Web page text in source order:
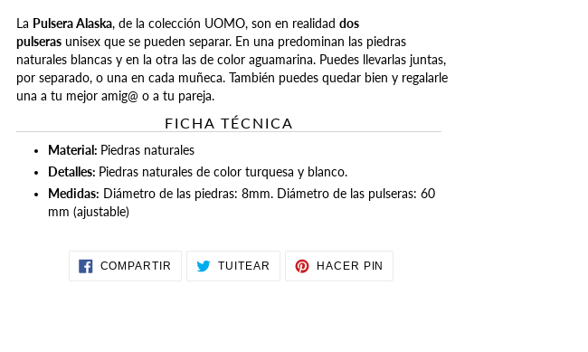
producto
La Pulsera Alaska, de la colección UOMO, son en realidad dos
pulseras unisex que se pueden separar. En una predominan las piedras
naturales blancas y en la otra las de color aguamarina. Puedes llevarlas juntas,
por separado, o una en cada muñeca. También puedes quedar bien y regalarle
una a tu mejor amig@ o a tu pareja.
FICHA TÉCNICA
Material: Piedras naturales
Detalles: Piedras naturales de color turquesa y blanco.
Medidas: Diámetro de las piedras: 8mm. Diámetro de las pulseras: 60
mm (ajustable)
COMPARTIR COMPARTIRTUITEAR TUITEARHACER PIN